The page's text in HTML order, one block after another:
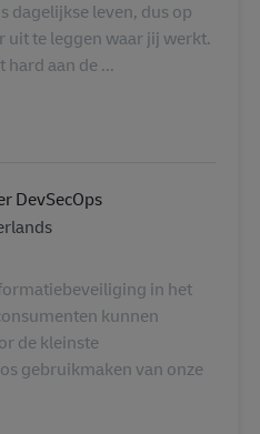
dagelijkse leven, dus op
uit te leggen waar jij werkt.
aan de ...
DevSecOps
in het
kunnen
de kleinste
gebruikmaken van onze